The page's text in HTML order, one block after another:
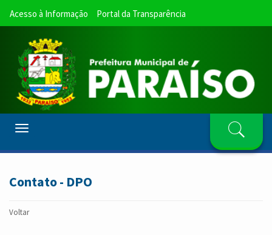
Acesso à Informação Portal da Transparência
Toggle
Contato - DPO
Voltar